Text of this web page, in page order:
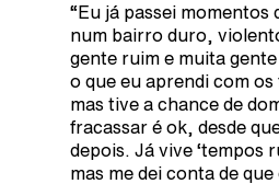
“Eu já passei momentos
num bairro duro,
gente ruim e muita
o que eu aprendi com os
mas tive a chance de
fracassar é ok, desde
depois. Já vive ‘tempos
mas me dei conta de